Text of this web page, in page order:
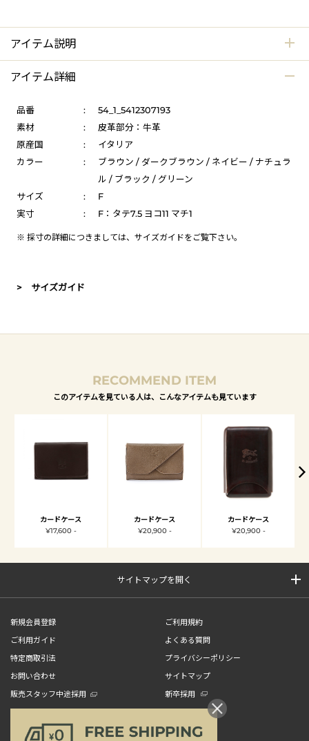
アイテム説明
アイテム詳細
品番 :
54_1_5412307193
素材
:
皮革部分：牛革
原産国
:
イタリア
カラー
:
ブラウン / ダークブラウン / ネイビー / ナチュラ
ル / ブラック / グリーン
サイズ
:
F
実寸
: F：タテ7.5 ヨコ11 マチ1
※ 採寸の詳細につきましては、 サイズガイドをご覧下さい。
> サイズガイド
RECOMMEND ITEM
このアイテムを見ている人は、こんなアイテムも見ています
カードケース
¥17,600 -
カードケース
¥20,900 -
カードケース
¥20,900 -
サイトマップを開く
新規会員登録
ご利用規約
ご利用ガイド
よくある質問
特定商取引法
プライバシーポリシー
お問い合わせ
サイトマップ
販売スタッフ中途採用
新卒採用